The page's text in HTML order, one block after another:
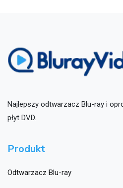
Najlepszy odtwarzacz Blu-ray i
płyt DVD.
Produkt
Odtwarzacz Blu-ray